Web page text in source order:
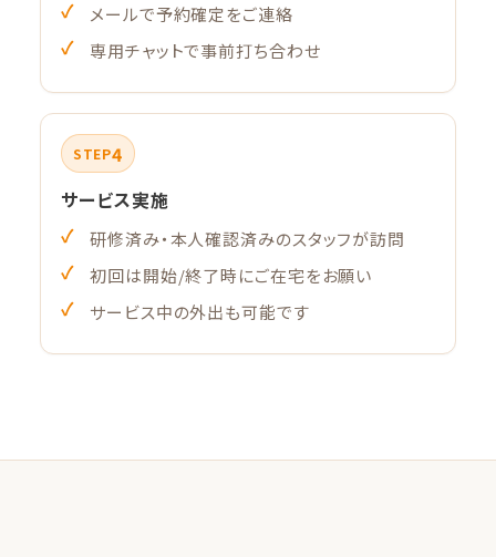
メールで予約確定をご連絡
専用チャットで事前打ち合わせ
STEP4
サービス実施
研修済み・本人確認済みのスタッフが訪問
初回は開始/終了時にご在宅をお願い
サービス中の外出も可能です